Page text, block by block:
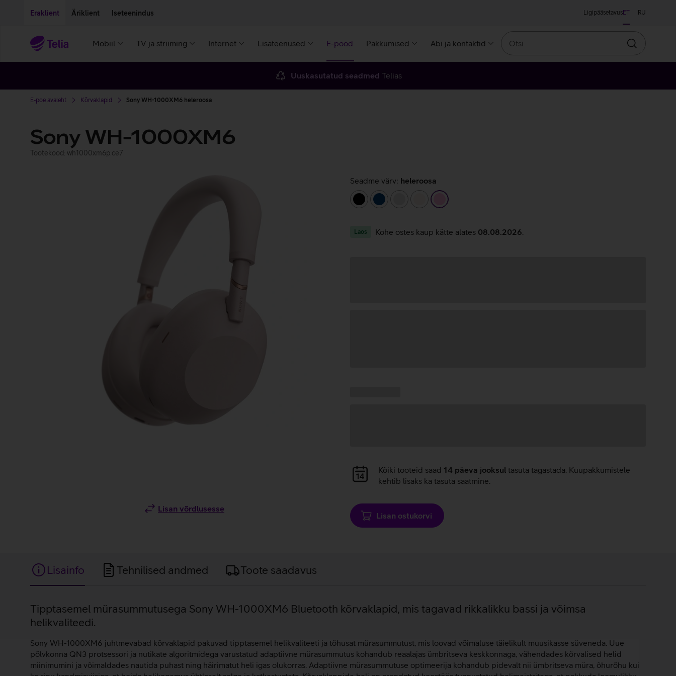
Eraklient Äriklient Iseteenindus LigipääsetavusET RU
Mobiil TV ja striiming Internet Lisateenused E-pood Pakkumised Abi ja kontaktid
Otsin
Uuskasutatud seadmed Telias
E-poe avaleht Kõrvaklapid Sony WH-1000XM6 heleroosa
Sony WH-1000XM6
Tootekood: wh1000xm6p.ce7
Lisan võrdlusesse
Seadme värv: heleroosa
must
tumesininehõbedane
beež heleroosa
Laos Kohe ostes kaup kätte alates 08.08.2026
Andmete
laadimine
Kõiki tooteid saad 14 päeva jooksul tasuta tagastada. Kuupakkumistele
kehtib lisaks ka tasuta saatmine.
Lisan ostukorvi
Lisainfo Tehnilised andmed Toote saadavus
Lisainfo
Tipptasemel mürasummutusega Sony WH-1000XM6 Bluetooth kõrvaklapid, mis tagavad rikkalikku bassi ja võimsa
helikvaliteedi.
Sony WH-1000XM6 juhtmevabad kõrvaklapid pakuvad tipptasemel helikvaliteeti ja tõhusat mürasummutust, mis loovad võimaluse täielikult muusikasse süveneda. Uue
põlvkonna QN3 protsessori ja nutikate algoritmidega varustatud adaptiivne mürasummutus kohandub reaalajas ümbritseva keskkonnaga, vähendades kõrvalised helid
miinimumini ja võimaldades nautida puhast ning häirimatut heli igas olukorras. Adaptiivne mürasummutuse optimeerija kohandub pidevalt nii ümbritseva müra, õhurõhu kui